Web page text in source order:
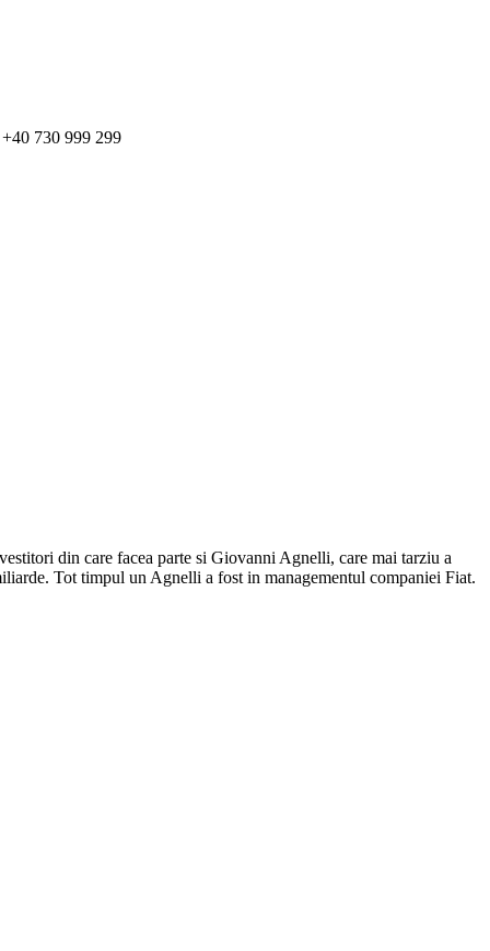
730 999 299
din care facea parte si Giovanni Agnelli, care mai tarziu a
Tot timpul un Agnelli a fost in managementul companiei Fiat.